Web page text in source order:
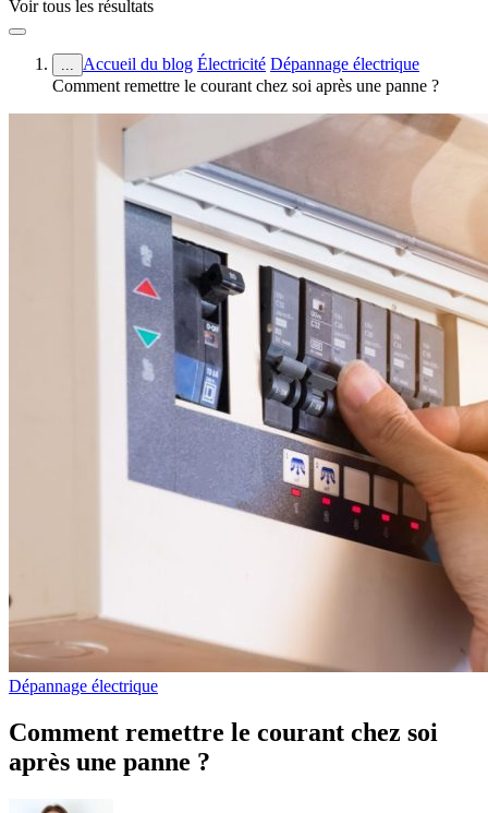
Voir tous les résultats
... Accueil du blog Électricité Dépannage électrique
Comment remettre le courant chez soi après une panne ?
Dépannage électrique
Comment remettre le courant chez soi
après une panne ?